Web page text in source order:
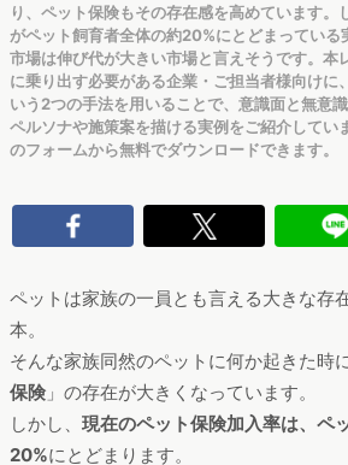
り、ペット保険もその存在感を高めています。
がペット飼育者全体の約20%にとどまっている
市場は伸び代が大きい市場と言えそうです。本
に乗り出す必要がある企業・ご担当者様向けに
いう2つの手法を用いることで、意識面と無意
ペルソナや施策案を描ける実例をご紹介して
のフォームから無料でダウンロードできます。
ペットは家族の一員とも言える大きな存
本。
そんな家族同然のペットに何か起きた時
保険 」の存在が大きくなっています。
しかし、 現在のペット保険加入率は、ペ
20%にとどまります。